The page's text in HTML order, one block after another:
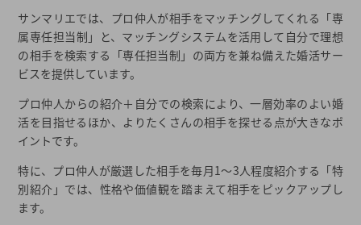
サンマリエでは、プロ仲人が相手をマッチングしてくれる「専
属専任担当制」と、マッチングシステムを活用して自分で理想
の相手を検索する「専任担当制」の両方を兼ね備えた婚活サー
ビスを提供しています。
プロ仲人からの紹介＋自分での検索により、一層効率のよい婚
活を目指せるほか、よりたくさんの相手を探せる点が大きなポ
イントです。
特に、プロ仲人が厳選した相手を毎月1～3人程度紹介する「特
別紹介」では、性格や価値観を踏まえて相手をピックアップし
ます。